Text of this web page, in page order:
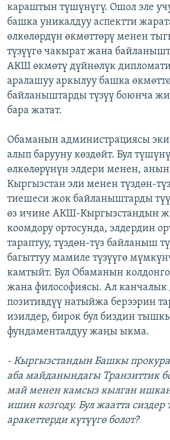
караштын түшүнүгү. Ошол эле
башка уникалдуу аспектти
өлкөлөрдүн өкмөттөрү менен
түзүүгө чакырат жана
АКШ өкмөтү дүйнөлүк
аралашуу аркылуу башка
байланыштарды түзүү боюнча
бара жатат.
Обаманын администрациясы
алып барууну көздөйт. Бул
өлкөлөрүнүн элдери менен,
Кыргызстан эли менен түздөн-
тиешеси жок байланыштарды
өз ичине АКШ-Кыргызстандын
коомдору ортосунда, элдердин
тараптуу, түздөн-түз байланыш
багыттуу мамиле түзүүгө
камтыйт. Бул Обаманын
жана философиясы. Ал канчалык
позитивдүү натыйжа берээрин
изилдер, бирок бул биздин
фундаменталдуу жаңы ыкма.
- Кыргызстандын Башкы
аба майданындагы Транзиттик
май менен камсыз кылган
ишин козгоду. Бул жаатта сиздер
аракеттерди күтүүгө болот?